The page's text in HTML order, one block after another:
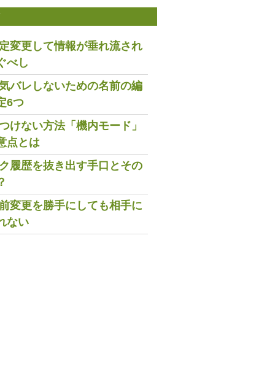
変更して情報が垂れ流され
べし
バレしないための名前の編
6つ
けない方法「機内モード」
点とは
履歴を抜き出す手口とその
変更を勝手にしても相手に
ない